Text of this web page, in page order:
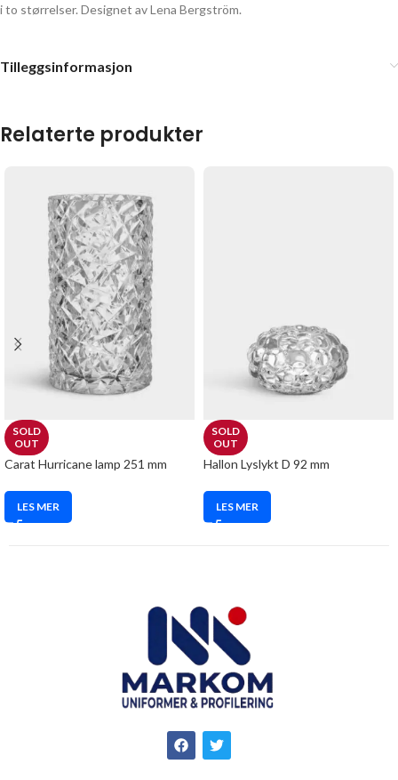
i to størrelser. Designet av Lena Bergström.
Tilleggsinformasjon
Relaterte produkter
SOLD
OUT
Carat Hurricane lamp 251 mm
LES MER
SOLD
OUT
Hallon Lyslykt D 92 mm
LES MER